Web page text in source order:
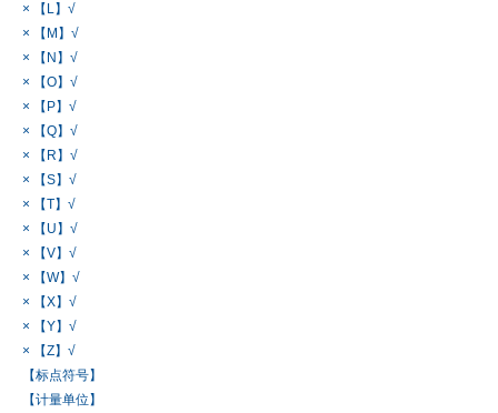
× 【L】√
× 【M】√
× 【N】√
× 【O】√
× 【P】√
× 【Q】√
× 【R】√
× 【S】√
× 【T】√
× 【U】√
× 【V】√
× 【W】√
× 【X】√
× 【Y】√
× 【Z】√
【标点符号】
【计量单位】